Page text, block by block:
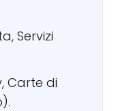
Servizi
Carte di